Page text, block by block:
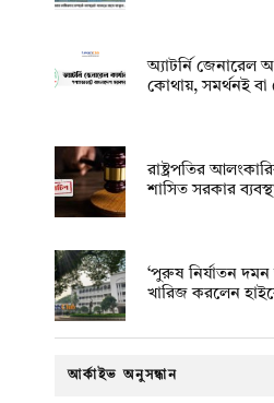
অ্যাটর্নি জেনারেল
কোথায়, সমর্থনই বা
রাষ্ট্রপতির
শাসিত সরকার
‘পুরুষ নির্যাতন
খারিজ করলেন
আর্কাইভ অনুসন্ধান